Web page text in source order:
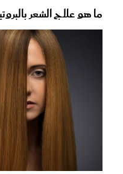
ما هو علاج الشعر